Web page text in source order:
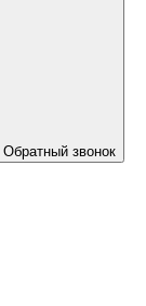
Обратный звонок